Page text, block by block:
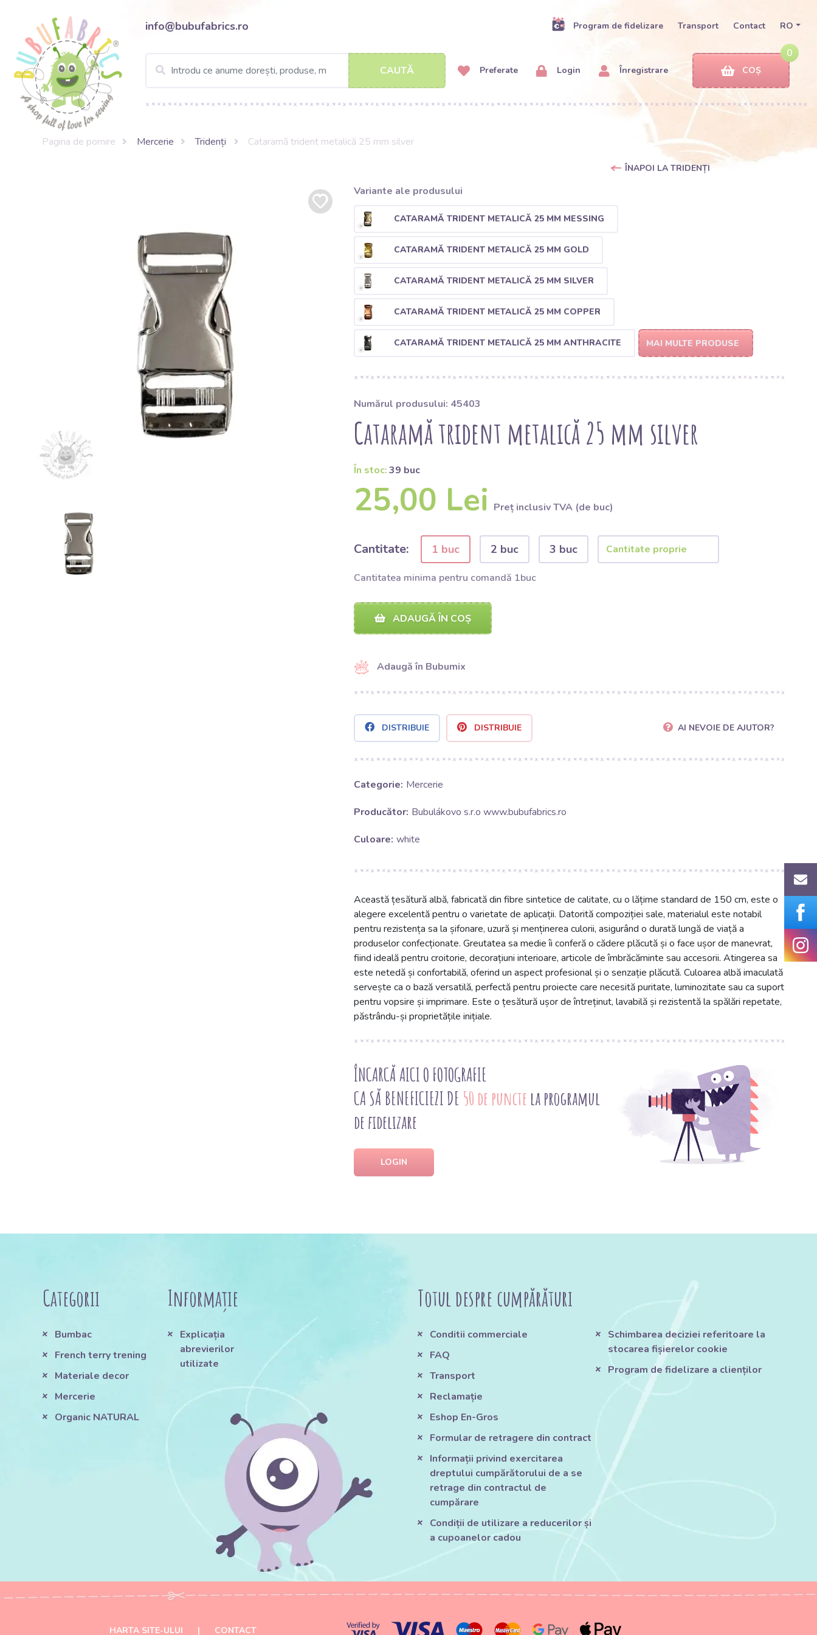
info@bubufabrics.ro Program de fidelizare Transport Contact RO
CAUTĂ Preferate Login Înregistrare
0
COȘ
Pagina de pornire Mercerie Tridenți Cataramă trident metalică 25 mm silver
ÎNAPOI LA TRIDENȚI
Variante ale produsului
CATARAMĂ TRIDENT METALICĂ 25 MM MESSING
CATARAMĂ TRIDENT METALICĂ 25 MM GOLD
CATARAMĂ TRIDENT METALICĂ 25 MM SILVER
CATARAMĂ TRIDENT METALICĂ 25 MM COPPER
CATARAMĂ TRIDENT METALICĂ 25 MM ANTHRACITE MAI MULTE PRODUSE
Numărul produsului: 45403
Cataramă trident metalică 25 mm silver
În stoc:39 buc
25,00 Lei Preț inclusiv TVA (de buc)
Cantitate: 1 buc 2 buc 3 buc
Cantitatea minima pentru comandă 1buc
ADAUGĂ ÎN COȘ
Adaugă în Bubumix
DISTRIBUIE DISTRIBUIE AI NEVOIE DE AJUTOR?
Categorie: Mercerie
Producător: Bubulákovo s.r.o www.bubufabrics.ro
Culoare: white
Această țesătură albă, fabricată din fibre sintetice de calitate, cu o lățime standard de 150 cm, este o
alegere excelentă pentru o varietate de aplicații. Datorită compoziției sale, materialul este notabil
pentru rezistența sa la șifonare, uzură și menținerea culorii, asigurând o durată lungă de viață a
produselor confecționate. Greutatea sa medie îi conferă o cădere plăcută și o face ușor de manevrat,
fiind ideală pentru croitorie, decorațiuni interioare, articole de îmbrăcăminte sau accesorii. Atingerea sa
este netedă și confortabilă, oferind un aspect profesional și o senzație plăcută. Culoarea albă imaculată
servește ca o bază versatilă, perfectă pentru proiecte care necesită puritate, luminozitate sau ca suport
pentru vopsire și imprimare. Este o țesătură ușor de întreținut, lavabilă și rezistentă la spălări repetate,
păstrându-și proprietățile inițiale.
ÎNCARCĂ AICI O FOTOGRAFIE
CA SĂ BENEFICIEZI DE 50 de puncte la programul
de fidelizare
LOGIN
Categorii
Bumbac
French terry trening
Materiale decor
Mercerie
Organic NATURAL
Informație
Explicația
abrevierilor
utilizate
Totul despre cumpărături
Conditii commerciale
FAQ
Transport
Reclamație
Eshop En-Gros
Formular de retragere din contract
Informații privind exercitarea
dreptului cumpărătorului de a se
retrage din contractul de
cumpărare
Condiții de utilizare a reducerilor și
a cupoanelor cadou
Schimbarea deciziei referitoare la
stocarea fișierelor cookie
Program de fidelizare a clienților
HARTA SITE-ULUI | CONTACT